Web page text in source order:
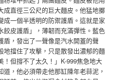
成直徑三公尺的巨大麵皮。他猛地擲
成一個半透明的防禦護盾。這就是家
餃皮護盾」，薄韌而充滿彈性。藍色
盾，發出了一聲像是汽水開蓋的聲
地擋住了攻擊，只是散發出濃郁的麵
！但撐不了太久！」K-999焦急地大
，他必須帶走他那缸陳年老蒜泥，